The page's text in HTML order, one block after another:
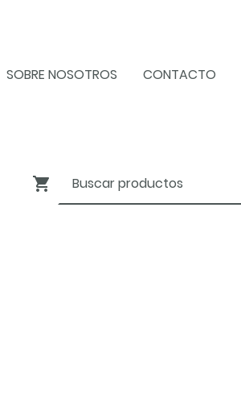
SOBRE NOSOTROS CONTACTO